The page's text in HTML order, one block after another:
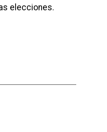
elecciones.